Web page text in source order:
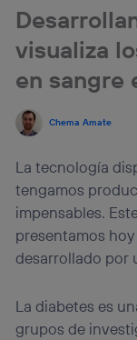
visualiza
en sangre
Chema Amate
La tecnología
tengamos
impensables.
presentamos
desarrollado por
La diabetes es
grupos de